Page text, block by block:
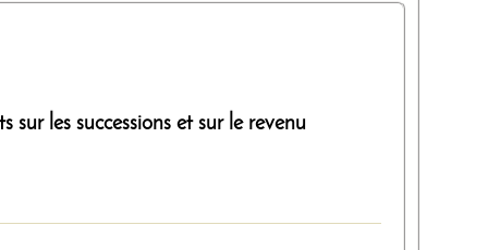
les successions et sur le revenu